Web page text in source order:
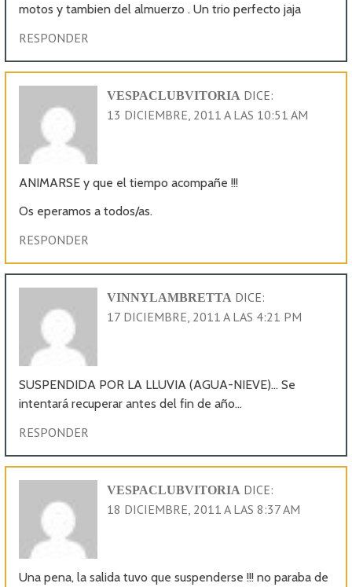
motos y tambien del almuerzo . Un trio perfecto jaja
RESPONDER
VESPACLUBVITORIA DICE:
13 DICIEMBRE, 2011 A LAS 10:51 AM
ANIMARSE y que el tiempo acompañe !!!
Os eperamos a todos/as.
RESPONDER
VINNYLAMBRETTA DICE:
17 DICIEMBRE, 2011 A LAS 4:21 PM
SUSPENDIDA POR LA LLUVIA (AGUA-NIEVE)… Se
intentará recuperar antes del fin de año…
RESPONDER
VESPACLUBVITORIA DICE:
18 DICIEMBRE, 2011 A LAS 8:37 AM
Una pena, la salida tuvo que suspenderse !!! no paraba de